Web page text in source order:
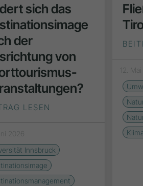
sich das
der
von
LESEN
2026
Innsbruck
12.